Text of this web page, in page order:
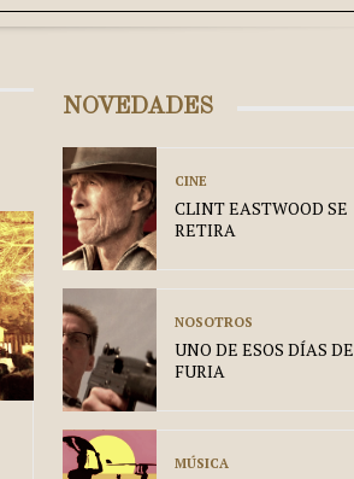
NOVEDADES
CINE
CLINT EASTWOOD SE
RETIRA
NOSOTROS
UNO DE ESOS DÍAS DE
FURIA
MÚSICA